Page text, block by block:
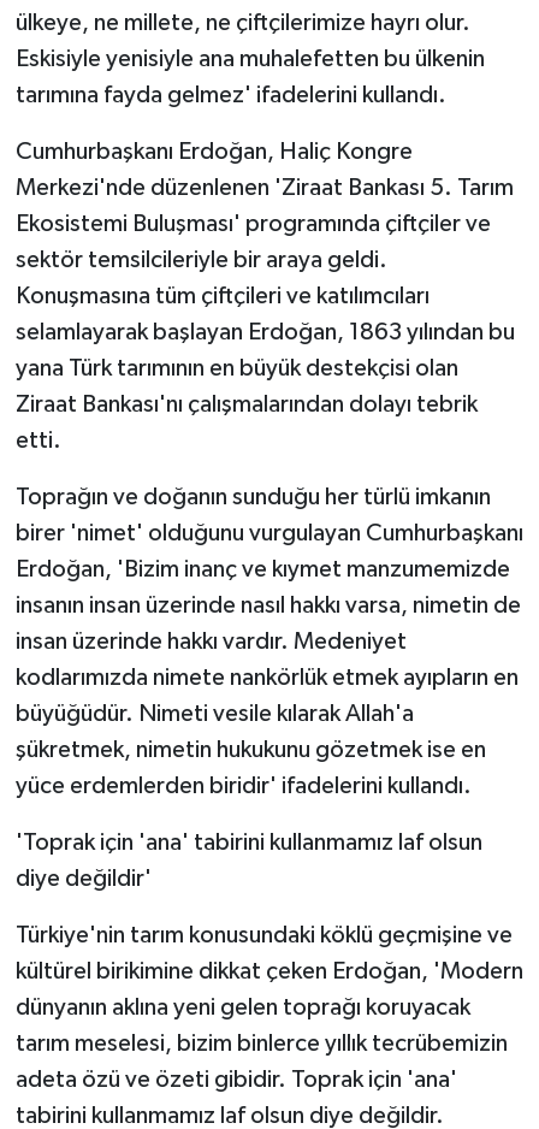
ülkeye, ne millete, ne çiftçilerimize hayrı olur.
Eskisiyle yenisiyle ana muhalefetten bu ülkenin
tarımına fayda gelmez' ifadelerini kullandı.
Cumhurbaşkanı Erdoğan, Haliç Kongre
Merkezi'nde düzenlenen 'Ziraat Bankası 5. Tarım
Ekosistemi Buluşması' programında çiftçiler ve
sektör temsilcileriyle bir araya geldi.
Konuşmasına tüm çiftçileri ve katılımcıları
selamlayarak başlayan Erdoğan, 1863 yılından bu
yana Türk tarımının en büyük destekçisi olan
Ziraat Bankası'nı çalışmalarından dolayı tebrik
etti.
Toprağın ve doğanın sunduğu her türlü imkanın
birer 'nimet' olduğunu vurgulayan Cumhurbaşkanı
Erdoğan, 'Bizim inanç ve kıymet manzumemizde
insanın insan üzerinde nasıl hakkı varsa, nimetin de
insan üzerinde hakkı vardır. Medeniyet
kodlarımızda nimete nankörlük etmek ayıpların en
büyüğüdür. Nimeti vesile kılarak Allah'a
şükretmek, nimetin hukukunu gözetmek ise en
yüce erdemlerden biridir' ifadelerini kullandı.
'Toprak için 'ana' tabirini kullanmamız laf olsun
diye değildir'
Türkiye'nin tarım konusundaki köklü geçmişine ve
kültürel birikimine dikkat çeken Erdoğan, 'Modern
dünyanın aklına yeni gelen toprağı koruyacak
tarım meselesi, bizim binlerce yıllık tecrübemizin
adeta özü ve özeti gibidir. Toprak için 'ana'
tabirini kullanmamız laf olsun diye değildir.